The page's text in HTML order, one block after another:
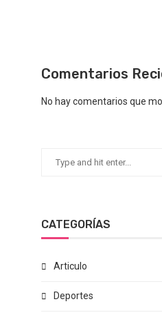
Comentarios
No hay comentarios que
CATEGORÍAS
Articulo
Deportes